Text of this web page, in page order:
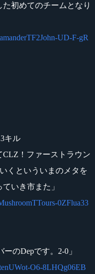
初めてのチームとなり
UD-F-gR
キル
！ファーストラウン
くといういまのメタを
いき市また」
0ZFlua33
のDepです。2-0」
O6-8LHQg06EB